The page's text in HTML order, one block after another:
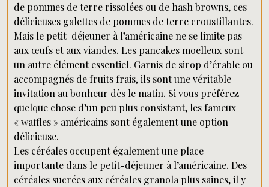
de pommes de terre rissolées ou de hash browns, ces
délicieuses galettes de pommes de terre croustillantes.
Mais le petit-déjeuner à l’américaine ne se limite pas
aux œufs et aux viandes. Les pancakes moelleux sont
un autre élément essentiel. Garnis de sirop d’érable ou
accompagnés de fruits frais, ils sont une véritable
invitation au bonheur dès le matin. Si vous préférez
quelque chose d’un peu plus consistant, les fameux
« waffles » américains sont également une option
délicieuse.
Les céréales occupent également une place
importante dans le petit-déjeuner à l’américaine. Des
céréales sucrées aux céréales granola plus saines, il y